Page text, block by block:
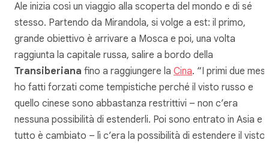
Ale inizia così un viaggio alla scoperta del mondo e di sé
stesso. Partendo da Mirandola, si volge a est: il primo,
grande obiettivo è arrivare a Mosca e poi, una volta
raggiunta la capitale russa, salire a bordo della
Transiberiana fino a raggiungere la Cina. “I primi due mesi
ho fatti forzati come tempistiche perché il visto russo e
quello cinese sono abbastanza restrittivi – non c’era
nessuna possibilità di estenderli. Poi sono entrato in Asia e
tutto è cambiato – lì c’era la possibilità di estendere il visto.